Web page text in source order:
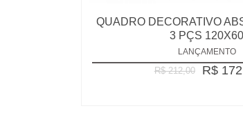
QUADRO DECORATIVO
3 PÇS 120X60
LANÇAMENTO
R$ 212,00 R$